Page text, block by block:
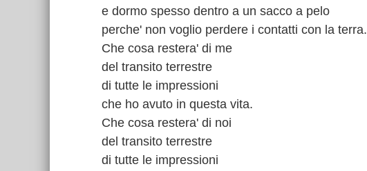
e dormo spesso dentro a un sacco a pelo
perche' non voglio perdere i contatti con la terra.
Che cosa restera' di me
del transito terrestre
di tutte le impressioni
che ho avuto in questa vita.
Che cosa restera' di noi
del transito terrestre
di tutte le impressioni